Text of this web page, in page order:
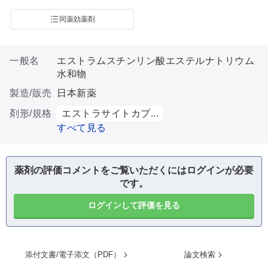
同薬効薬剤
一般名
エストラムスチンリン酸エステルナトリウム
水和物
製造/販売
日本新薬
剤形/規格
エストラサイトカプ...
すべて見る
薬剤の評価コメントをご覧いただくにはログインが必要
です。
ログインして評価を見る
添付文書/電子添文（PDF） 論文検索